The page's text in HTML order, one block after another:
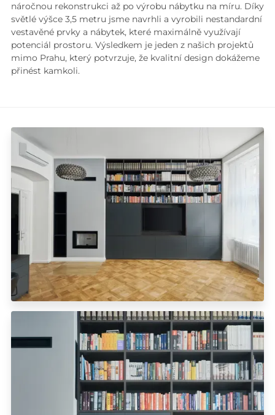
náročnou rekonstrukci až po výrobu nábytku na míru. Díky
světlé výšce 3,5 metru jsme navrhli a vyrobili nestandardní
vestavěné prvky a nábytek, které maximálně využívají
potenciál prostoru. Výsledkem je jeden z našich projektů
mimo Prahu, který potvrzuje, že kvalitní design dokážeme
přinést kamkoli.